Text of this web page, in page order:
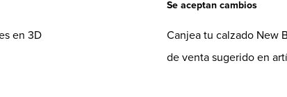
en 3D
Se aceptan cambios
Canjea tu calzado New
de venta sugerido en